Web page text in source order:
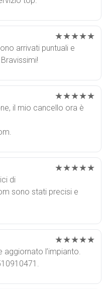
★★★★★
arrivati puntuali e
★★★★★
il mio cancello ora è
★★★★★
di
sono stati precisi e
★★★★★
l’impianto.